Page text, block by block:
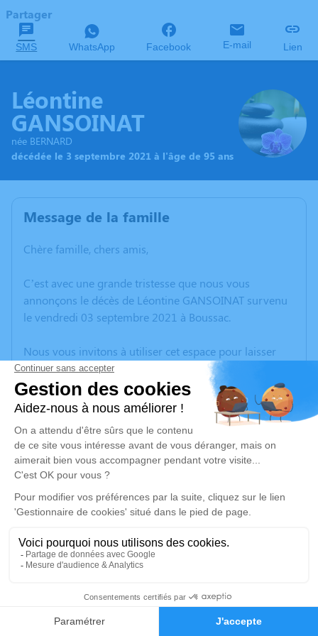
Faire-part Hommages
Partager
SMS WhatsApp Facebook E-mail Lien
Léontine
GANSOINAT
née BERNARD
décédée le 3 septembre 2021 à l'âge de 95 ans
Message de la famille
Chère famille, chers amis,
C’est avec une grande tristesse que nous vous
annonçons le décès de Léontine GANSOINAT survenu
le vendredi 03 septembre 2021 à Boussac.
Nous vous invitons à utiliser cet espace pour laisser
vos condoléances, partager des photos souvenirs, une
anecdote ou exprimer vos pensées à travers des
poèmes ou des textes. Cet endroit est un lieu
d'expression dédié à honorer la mémoire de Léontine
GANSOINAT.
Un service de plantation d’arbre hommage est
disponible ici
Cérémonie religieuse
Église de Boussac
23600 Boussac